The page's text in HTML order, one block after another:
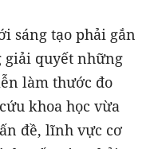
sáng tạo phải gắn
quyết những
làm thước đo
khoa học vừa
đề, lĩnh vực cơ